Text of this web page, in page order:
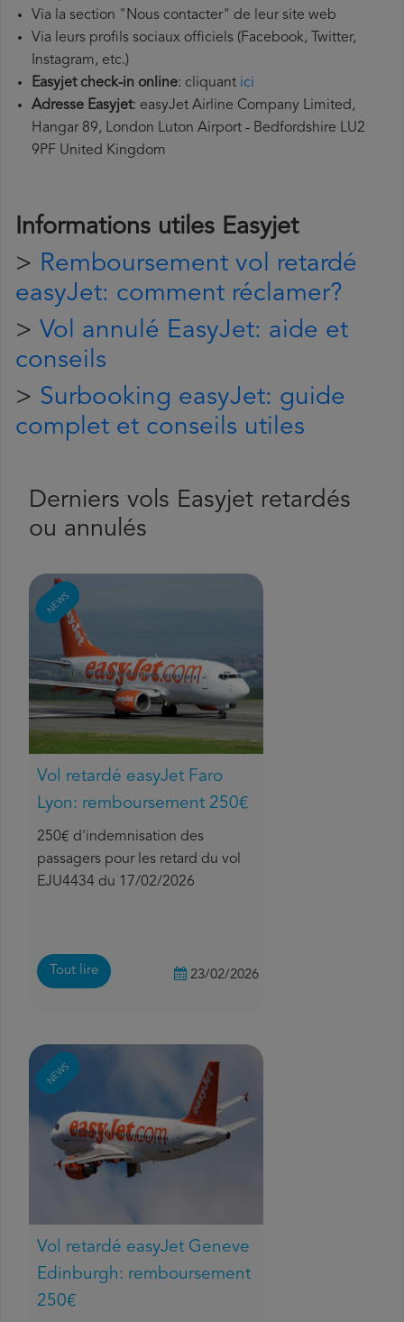
Via la section "Nous contacter" de leur site web
Via leurs profils sociaux officiels (Facebook, Twitter,
Instagram, etc.)
Easyjetcheck-in online: cliquant ici
Adresse Easyjet: easyJet Airline Company Limited,
Hangar 89, London Luton Airport - Bedfordshire LU2
9PF United Kingdom
Informations utiles Easyjet
> Remboursement vol retardé
easyJet: comment réclamer?
> Vol annulé EasyJet: aide et
conseils
> Surbooking easyJet: guide
complet et conseils utiles
Derniers vols Easyjet retardés
ou annulés
NEWS
Vol retardé easyJet Faro
Lyon: remboursement 250€
250€ d'indemnisation des
passagers pour les retard du vol
EJU4434 du 17/02/2026
Tout lire 23/02/2026
NEWS
Vol retardé easyJet Geneve
Edinburgh: remboursement
250€